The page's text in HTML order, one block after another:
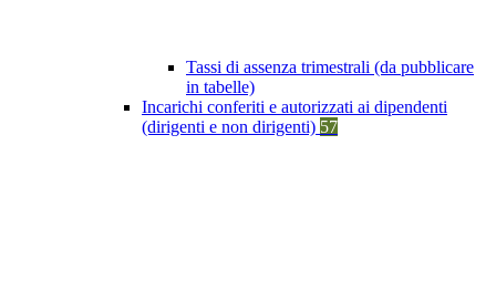
Tassi di assenza trimestrali (da pubblicare
in tabelle)
Incarichi conferiti e autorizzati ai dipendenti
(dirigenti e non dirigenti) 57